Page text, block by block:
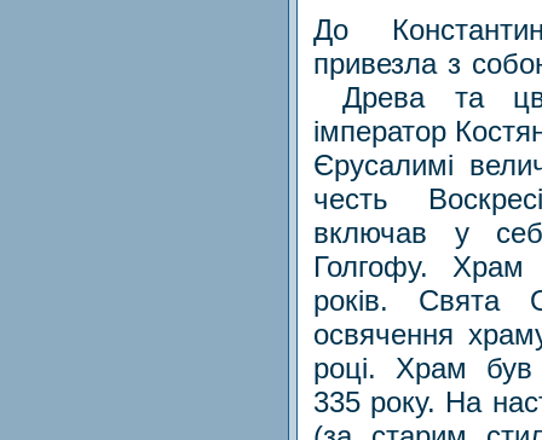
До
привезла з
Древа та
імператор
Єрусалимі
честь
включав у
Голгофу. Храм
років.
освячення
році. Храм
335 року. На